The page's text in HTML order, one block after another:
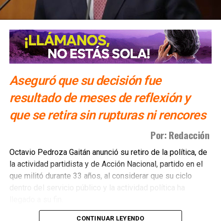
Aseguró que su decisión fue
resultado de meses de reflexión y
que se retira sin rupturas ni rencores
Por: Redacción
Octavio Pedroza Gaitán anunció su retiro de la política, de
la actividad partidista y de Acción Nacional, partido en el
que militó durante 33 años, al considerar que su ciclo
dentro del servicio público y la actividad política ha
CONTINUAR LEYENDO